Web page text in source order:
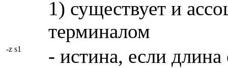
1) существует и
терминалом
-z s1 - истина, если длина